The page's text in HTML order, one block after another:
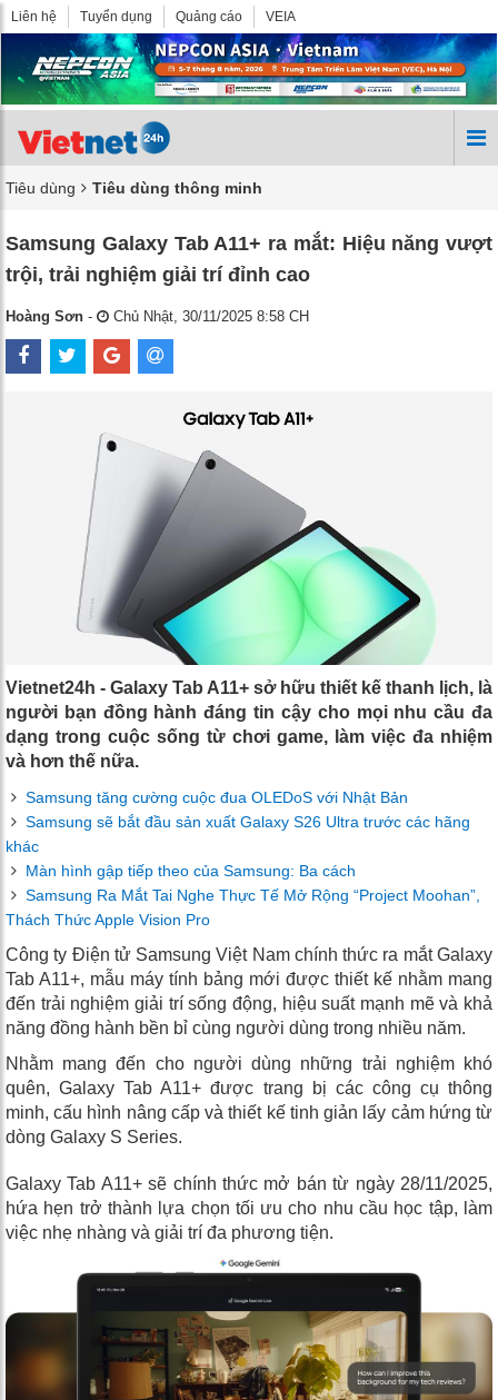
Liên hệ Tuyển dụng Quảng cáo VEIA
Tiêu dùng Tiêu dùng thông minh
Samsung Galaxy Tab A11+ ra mắt: Hiệu năng vượt
trội, trải nghiệm giải trí đỉnh cao
Hoàng Sơn - Chủ Nhật, 30/11/2025 8:58 CH
Vietnet24h - Galaxy Tab A11+ sở hữu thiết kế thanh lịch, là
người bạn đồng hành đáng tin cậy cho mọi nhu cầu đa
dạng trong cuộc sống từ chơi game, làm việc đa nhiệm
và hơn thế nữa.
Samsung tăng cường cuộc đua OLEDoS với Nhật Bản
Samsung sẽ bắt đầu sản xuất Galaxy S26 Ultra trước các hãng
khác
Màn hình gập tiếp theo của Samsung: Ba cách
Samsung Ra Mắt Tai Nghe Thực Tế Mở Rộng “Project Moohan”,
Thách Thức Apple Vision Pro
Công ty Điện tử Samsung Việt Nam chính thức ra mắt Galaxy
Tab A11+, mẫu máy tính bảng mới được thiết kế nhằm mang
đến trải nghiệm giải trí sống động, hiệu suất mạnh mẽ và khả
năng đồng hành bền bỉ cùng người dùng trong nhiều năm.
Nhằm mang đến cho người dùng những trải nghiệm khó
quên, Galaxy Tab A11+ được trang bị các công cụ thông
minh, cấu hình nâng cấp và thiết kế tinh giản lấy cảm hứng từ
dòng Galaxy S Series.
Galaxy Tab A11+ sẽ chính thức mở bán từ ngày 28/11/2025,
hứa hẹn trở thành lựa chọn tối ưu cho nhu cầu học tập, làm
việc nhẹ nhàng và giải trí đa phương tiện.